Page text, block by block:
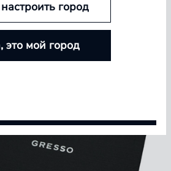
— БОЛЬШЕ СКИДКА
линзы Airway и увеличивайте
— от 5% до 15%
нет, настроить город
это мой город